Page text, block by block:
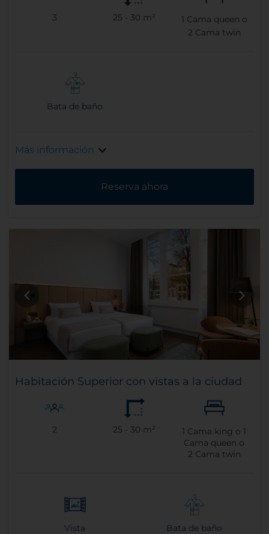
3 25 - 30 m² 1 Cama queen o
2 Cama twin
Bata de baño
Más información
Reserva ahora
Habitación Superior con vistas a la ciudad
2 25 - 30 m² 1 Cama king o1
Cama queen o
2 Cama twin
Vista Bata de baño